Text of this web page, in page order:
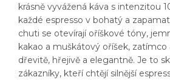
krásně vyvážená káva s intenzitou
každé espresso v bohatý a
chuti se otevírají oříškové tóny,
kakao a muškátový oříšek, zatímco
dřevitě, hřejivě a elegantně. Je to
zákazníky, kteří chtějí silnější